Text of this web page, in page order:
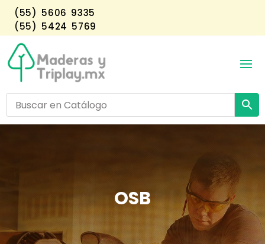
(55) 5606 9335
(55) 5424 5769
OSB